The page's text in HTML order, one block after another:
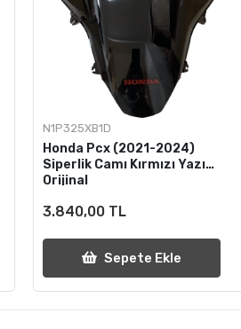
N1P325XB1D
Honda Pcx (2021-2024)
Siperlik Camı Kırmızı Yazı
Orijinal
3.840,00 TL
Sepete Ekle